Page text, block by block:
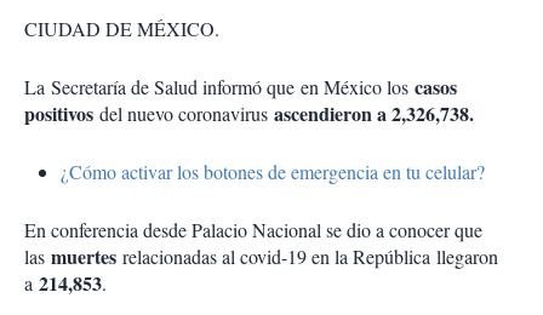
CIUDAD DE MÉXICO.
La Secretaría de Salud informó que en México los casos
positivos del nuevo coronavirus ascendieron a2,326,738.
¿Cómo activar los botones de emergencia en tu celular?
En conferencia desde Palacio Nacional se dio a conocer que
las muertes relacionadas al covid-19 en la República llegaron
a 214,853.